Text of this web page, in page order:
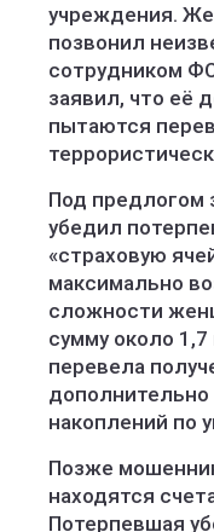
учреждения.
позвонил
сотрудником
заявил, что её
пытаются
Под предлогом
убедил
«страховую
максимально
сложности
сумму около
перевела
дополнительно
накоплений по
Позже
находятся
Потерпевшая